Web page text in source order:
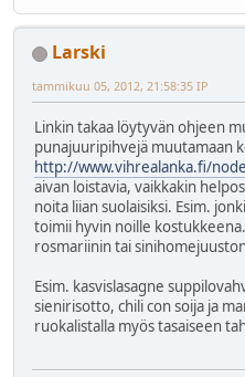
Larski
tammikuu 05, 2012, 21:58:35 IP
Linkin takaa löytyvän ohjeen
punajuuripihvejä muutamaan
http://www.vihrealanka.fi/
aivan loistavia, vaikkakin
noita liian suolaisiksi. Esim.
toimii hyvin noille
rosmariinin tai
Esim. kasvislasagne
sienirisotto, chili con soija ja
ruokalistalla myös tasaiseen